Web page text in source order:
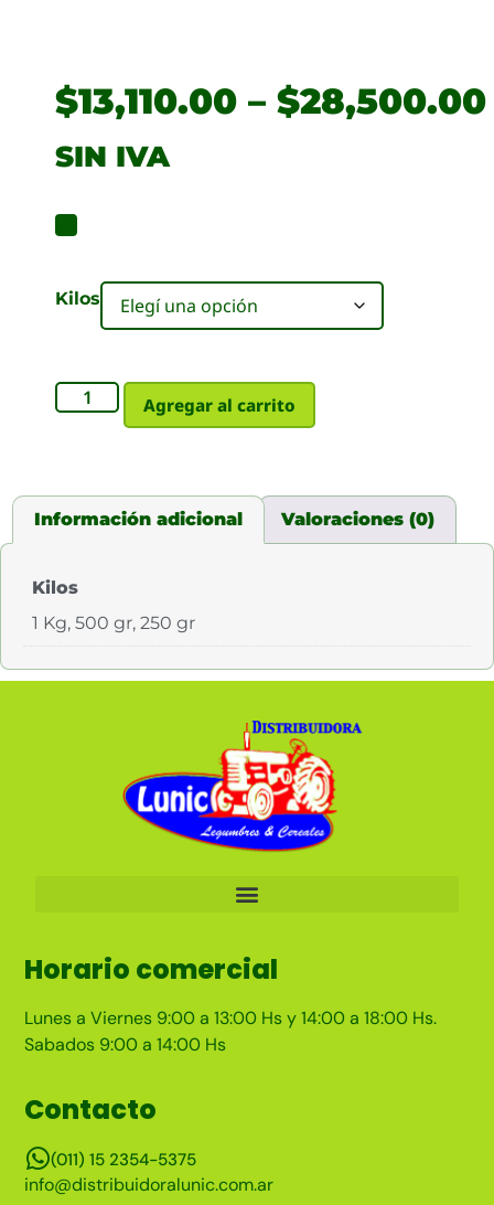
$13,110.00 – $28,500.00
SIN IVA
Kilos
Agregar al carrito
Información adicional Valoraciones (0)
Kilos
1 Kg, 500 gr, 250 gr
Horario comercial
Lunes a Viernes 9:00 a 13:00 Hs y 14:00 a 18:00 Hs.
Sabados 9:00 a 14:00 Hs
Contacto
(011) 15 2354-5375
info@distribuidoralunic.com.ar